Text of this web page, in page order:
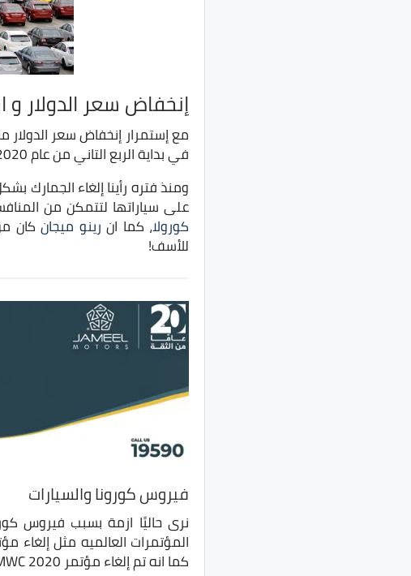
إنخفاض سعر الدولار و
مع إستمرار إنخفاض سعر
في بداية الربع التاني من عام 2020 الحالي سنرى تخفيضات على العديد من السيارات الموجوده في الاسواق المصرية.
ومنذ فتره رأينا إلغاء الجمارك
على سياراتها لتتمكن من
كورولا، كما ان رينو ميجانكان
للأسف!
فيروس كورونا والسيارات
نرى حاليًا ازمة بسبب فيروس
المؤتمرات العالميه مثل
كما انه تم إلغاء مؤتمر MWC 2020 المؤتمر العالمي للهواتف بسبب فيروس كورونا.